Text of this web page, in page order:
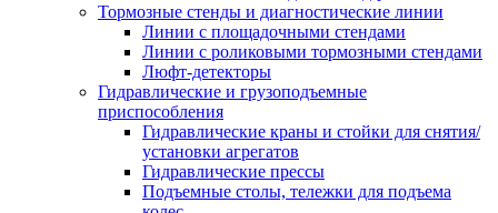
Тормозные стенды и диагностические линии
Линии с площадочными стендами
Линии с роликовыми тормозными стендами
Люфт-детекторы
Гидравлические и грузоподъемные
приспособления
Гидравлические краны и стойки для снятия/
установки агрегатов
Гидравлические прессы
Подъемные столы, тележки для подъема